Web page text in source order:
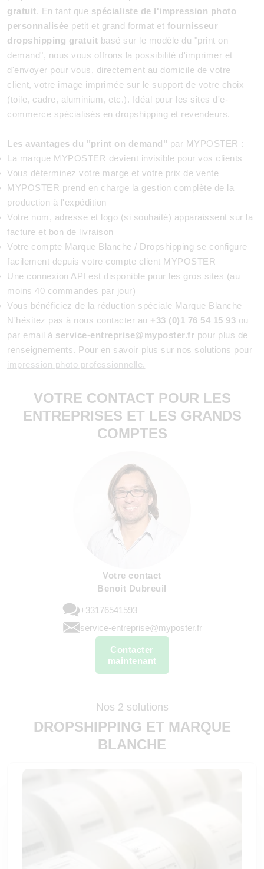
gratuit. En tant que spécialiste de l'impression photo
personnalisée petit et grand format et fournisseur
dropshipping gratuit basé sur le modèle du "print on
demand", nous vous offrons la possibilité d'imprimer et
d'envoyer pour vous, directement au domicile de votre
client, votre image imprimée sur le support de votre choix
(toile, cadre, aluminium, etc.). Idéal pour les sites d'e-
commerce spécialisés en dropshipping et revendeurs.
Les avantages du "print on demand" par MYPOSTER :
La marque MYPOSTER devient invisible pour vos clients
Vous déterminez votre marge et votre prix de vente
MYPOSTER prend en charge la gestion complète de la
production à l'expédition
Votre nom, adresse et logo (si souhaité) apparaissent sur la
facture et bon de livraison
Votre compte Marque Blanche / Dropshipping se configure
facilement depuis votre compte client MYPOSTER
Une connexion API est disponible pour les gros sites (au
moins 40 commandes par jour)
Vous bénéficiez de la réduction spéciale Marque Blanche
N'hésitez pas à nous contacter au +33 (0)1 76 54 15 93 ou
par email à service-entreprise@myposter.fr pour plus de
renseignements. Pour en savoir plus sur nos solutions pour
impression photo professionnelle.
VOTRE CONTACT POUR LES
ENTREPRISES ET LES GRANDS
COMPTES
Votre contact
Benoit Dubreuil
+33176541593
service-entreprise@myposter.fr
Contacter
maintenant
Nos 2 solutions
DROPSHIPPING ET MARQUE
BLANCHE